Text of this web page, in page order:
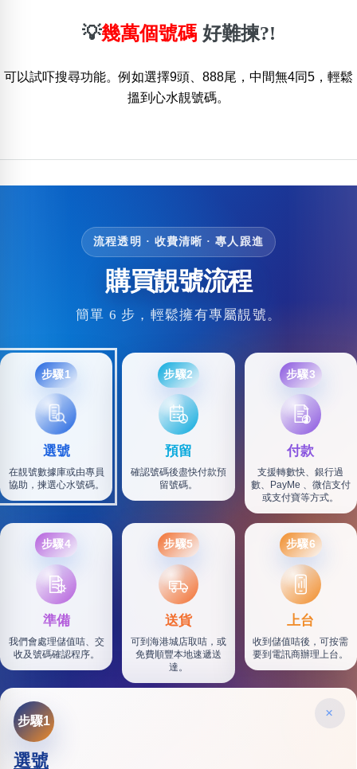
💡幾萬個號碼 好難揀?!
可以試吓搜尋功能。例如選擇9頭、888尾，中間無4同5，輕鬆
搵到心水靚號碼。
流程透明 · 收費清晰 · 專人跟進
購買靚號流程
簡單 6 步，輕鬆擁有專屬靚號。
步驟1
選號
在靚號數據庫或由專員
協助，揀選心水號碼。
步驟2
預留
確認號碼後盡快付款預
留號碼。
步驟3
付款
支援轉數快、銀行過
數、PayMe 、微信支付
或支付寶等方式。
步驟4
準備
我們會處理儲值咭、交
收及號碼確認程序。
步驟5
SF
送貨
可到海港城店取咭，或
免費順豐本地速遞送
達。
步驟6
上台
收到儲值咭後，可按需
要到電訊商辦理上台。
×
步驟1
選號